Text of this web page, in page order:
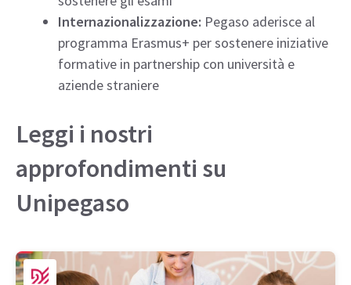
Internazionalizzazione: Pegaso aderisce al
programma Erasmus+ per sostenere iniziative
formative in partnership con università e
aziende straniere
Leggi i nostri
approfondimenti su
Unipegaso